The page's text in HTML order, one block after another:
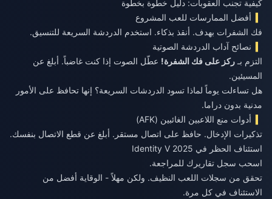
كيفية تجنب العقوبات: دليل خطوة بخطوة
أفضل الممارسات للعب المشروع
فك الشفرات بهدف. أنقذ بذكاء. استخدم الدردشة السريعة للتنسيق.
نصائح آداب الدردشة الصوتية
التزم بـ ركز على فك الشفرة! عطّل الصوت إذا كنت غاضباً. أبلغ عن
المسيئين.
هل تساءلت يوماً لماذا تسود الدردشات السريعة؟ إنها تحافظ على الأمور
مدنية بدون دراما.
أدوات منع اللاعبين الغائبين (AFK)
تذكيرات الإدخال. حافظ على اتصال مستقر. أبلغ عن قطع الاتصال بنفسك.
استئناف الحظر في Identity V 2025
اسحب سجل تقاريرك للمراجعة.
تحقق من سجلات اللعب النظيف. ولكن مهلاً - الوقاية أفضل من
الاستئناف في كل مرة.